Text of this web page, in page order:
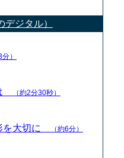
ジタル）
分）
（約2分30秒）
を大切に （約6分）